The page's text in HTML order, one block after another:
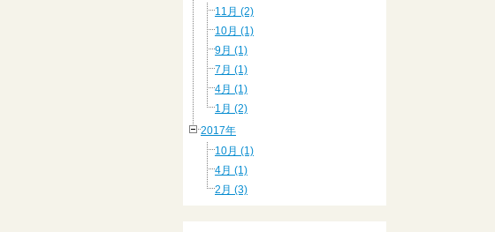
11月 (2)
10月 (1)
9月 (1)
7月 (1)
4月 (1)
1月 (2)
2017年
10月 (1)
4月 (1)
2月 (3)